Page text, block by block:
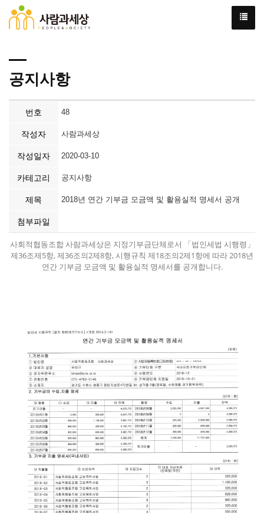
공지사항
번호 48
작성자 사람과세상
작성일자 2020-03-10
카테고리 공지사항
제목 2018년 연간 기부금 모금액 및 활용실적 명세서 공개
첨부파일
사회적협동조합 사람과세상은 지정기부금단체로서 「법인세법 시행령」
제36조제5항, 제36조의2제8항, 시행규칙 제18조의2제1항에 따라 2018년
연간 기부금 모금액 및 활용실적 명세서를 공개합니다.